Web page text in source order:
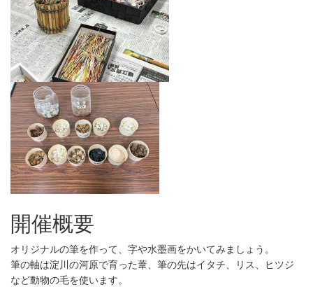
開催概要
オリジナルの筆を作って、字や水墨画をかいてみましょう。
筆の軸は淀川の河原で育った葦、筆の先はイタチ、リス、ヒツジ
など動物の毛を使います。